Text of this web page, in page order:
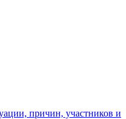
причин, участников и